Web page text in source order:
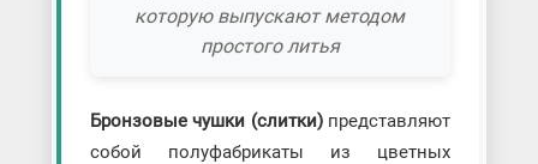
которую выпускают методом
простого литья
Бронзовые чушки (слитки) представляют
собой полуфабрикаты из цветных